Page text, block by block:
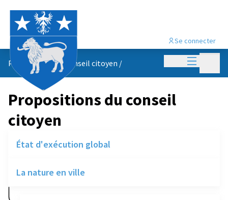
Menu
Se connecter
Propositions du conseil citoyen /
Propositions du conseil
citoyen
État d'exécution global
La nature en ville